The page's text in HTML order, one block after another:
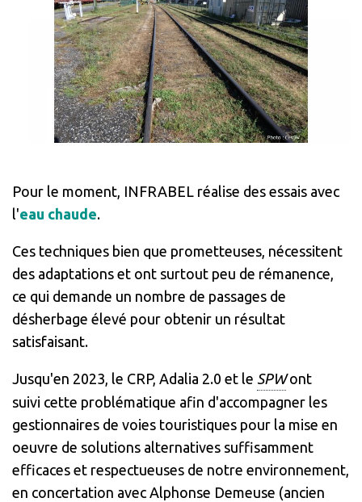
Pour le moment, INFRABEL réalise des essais avec
l'eau chaude.
Ces techniques bien que prometteuses, nécessitent
des adaptations et ont surtout peu de rémanence,
ce qui demande un nombre de passages de
désherbage élevé pour obtenir un résultat
satisfaisant.
Jusqu'en 2023, le CRP, Adalia 2.0 et le SPWont
suivi cette problématique afin d'accompagner les
gestionnaires de voies touristiques pour la mise en
oeuvre de solutions alternatives suffisamment
efficaces et respectueuses de notre environnement,
en concertation avec Alphonse Demeuse (ancien